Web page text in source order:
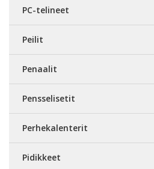
PC-telineet
Peilit
Penaalit
Pensselisetit
Perhekalenterit
Pidikkeet